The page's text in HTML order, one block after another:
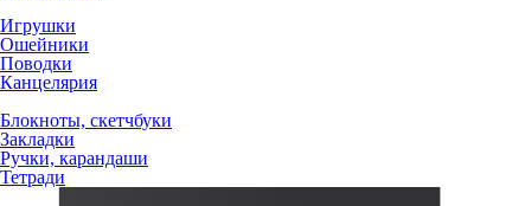
Игрушки
Ошейники
Поводки
Канцелярия
Блокноты, скетчбуки
Закладки
Ручки, карандаши
Тетради